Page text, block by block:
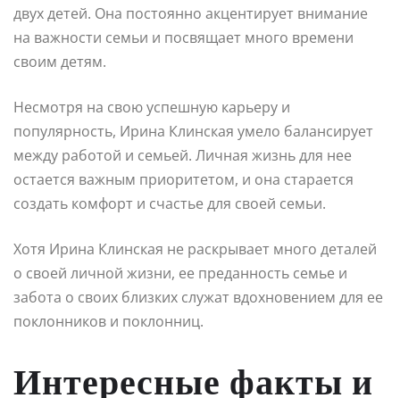
двух детей. Она постоянно акцентирует внимание
на важности семьи и посвящает много времени
своим детям.
Несмотря на свою успешную карьеру и
популярность, Ирина Клинская умело балансирует
между работой и семьей. Личная жизнь для нее
остается важным приоритетом, и она старается
создать комфорт и счастье для своей семьи.
Хотя Ирина Клинская не раскрывает много деталей
о своей личной жизни, ее преданность семье и
забота о своих близких служат вдохновением для ее
поклонников и поклонниц.
Интересные факты и